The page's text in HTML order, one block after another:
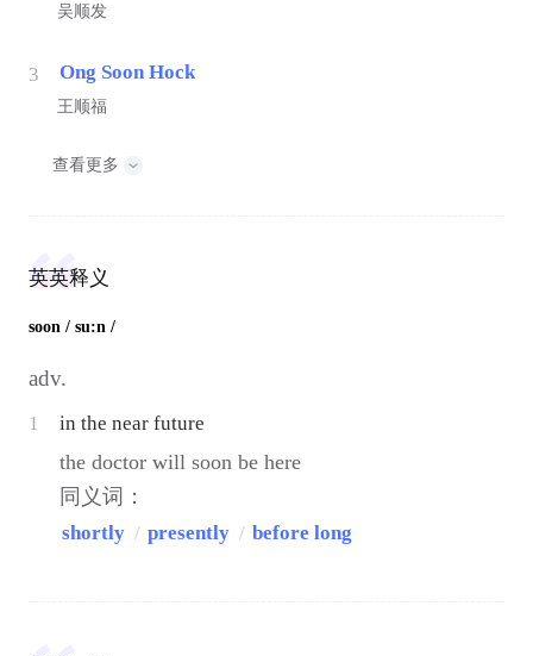
吴顺发
3 Ong Soon Hock
王顺福
查看更多
英英释义
soon / su:n /
adv.
1 in the near future
the doctor will soon be here
同义词：
shortly / presently / before long